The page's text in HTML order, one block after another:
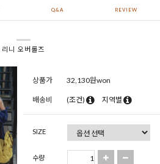
Q&A REVIEW
리니 오버롤즈
상품가 32,130원won
배송비 (조건) 지역별
SIZE
수량